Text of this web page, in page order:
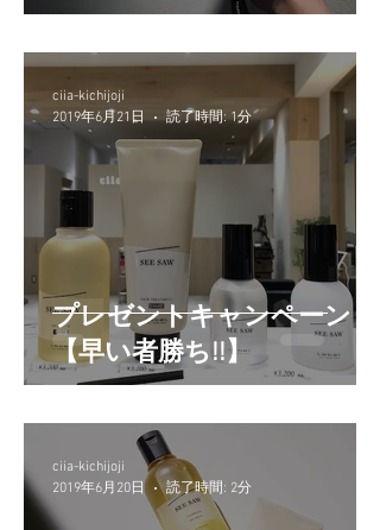
プレゼントキャンペーン
【早い者勝ち!!】
ciia-kichijoji
2019年6月21日
読了時間: 1分
ciia-kichijoji
2019年6月20日
読了時間: 2分